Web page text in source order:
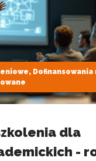
Dofinansowania
dla
-